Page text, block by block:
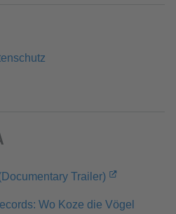
Trailer)
Wo Koze die Vögel